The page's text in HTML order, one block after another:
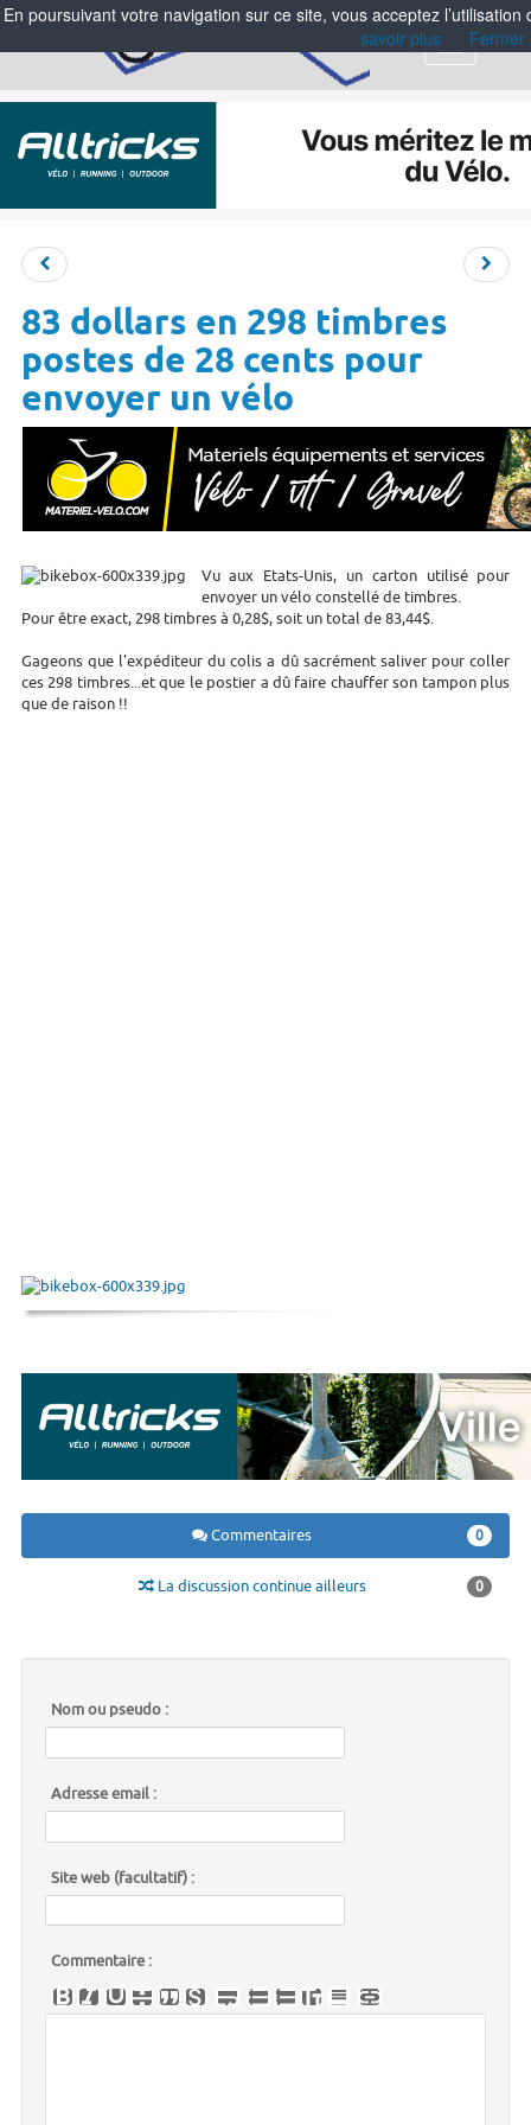
Menu
83 dollars en 298 timbres
postes de 28 cents pour
envoyer un vélo
Vu aux Etats-Unis, un carton utilisé pour
envoyer un vélo constellé de timbres.
Pour être exact, 298 timbres à 0,28$, soit un total de 83,44$.
Gageons que l'expéditeur du colis a dû sacrément saliver pour coller
ces 298 timbres...et que le postier a dû faire chauffer son tampon plus
que de raison !!
Commentaires 0
La discussion continue ailleurs 0
Nom ou pseudo :
Adresse email :
Site web (facultatif) :
Commentaire :
En poursuivant votre navigation sur ce site, vous acceptez
savoir plus
Fermer